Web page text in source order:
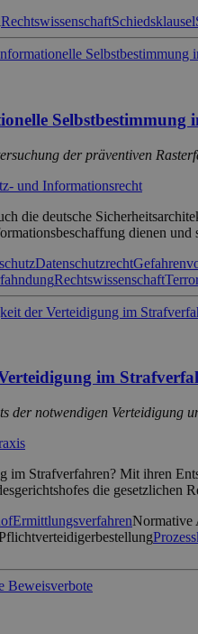
RechtswissenschaftSchiedsklausel
der präventiven
und Informationsrecht
die deutsche
dienen
Datenschutzrecht
Rechtswissenschaft
im
der notwendigen Verteidigung
im Strafverfahren? Mit ihren
die
ErmittlungsverfahrenNormative